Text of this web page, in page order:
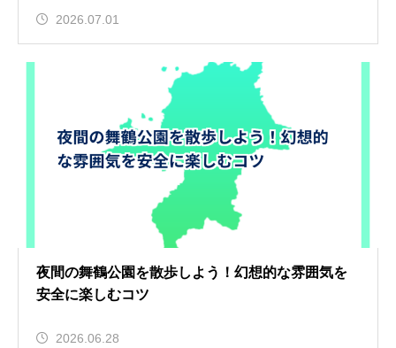
2026.07.01
夜間の舞鶴公園を散歩しよう！幻想的な雰囲気を
安全に楽しむコツ
2026.06.28